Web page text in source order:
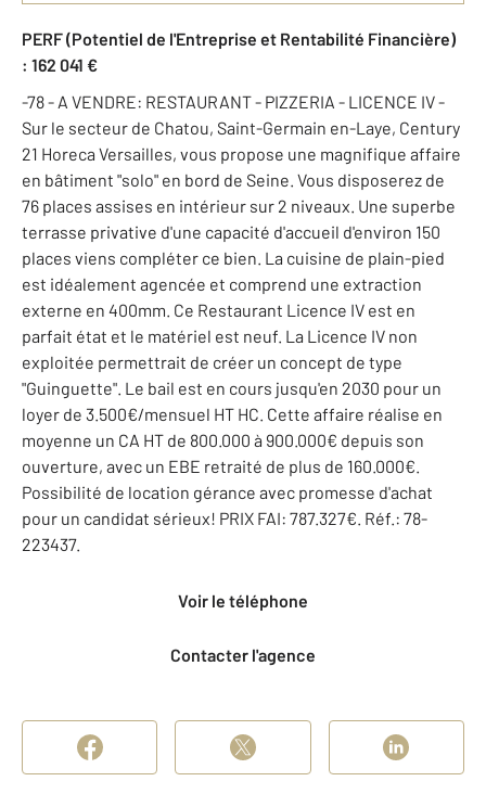
PERF (Potentiel de l'Entreprise et Rentabilité Financière)
: 162 041 €
-78 - A VENDRE: RESTAURANT - PIZZERIA - LICENCE IV -
Sur le secteur de Chatou, Saint-Germain en-Laye, Century
21 Horeca Versailles, vous propose une magnifique affaire
en bâtiment "solo" en bord de Seine. Vous disposerez de
76 places assises en intérieur sur 2 niveaux. Une superbe
terrasse privative d'une capacité d'accueil d'environ 150
places viens compléter ce bien. La cuisine de plain-pied
est idéalement agencée et comprend une extraction
externe en 400mm. Ce Restaurant Licence IV est en
parfait état et le matériel est neuf. La Licence IV non
exploitée permettrait de créer un concept de type
"Guinguette". Le bail est en cours jusqu'en 2030 pour un
loyer de 3.500€/mensuel HT HC. Cette affaire réalise en
moyenne un CA HT de 800.000 à 900.000€ depuis son
ouverture, avec un EBE retraité de plus de 160.000€.
Possibilité de location gérance avec promesse d'achat
pour un candidat sérieux! PRIX FAI: 787.327€. Réf.: 78-
223437.
Voir le téléphone
Contacter l'agence